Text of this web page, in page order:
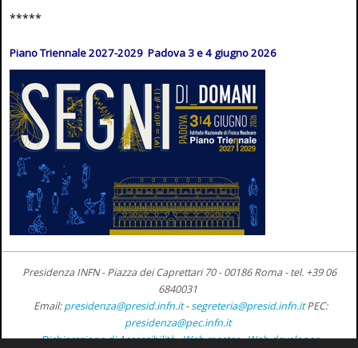
*****
Piano Triennale 2027-2029 Padova 3 e 4 giugno 2026
Presidenza INFN - Piazza dei Caprettari 70 - 00186 Roma -tel. +39 06
6840031
Email:presidenza@presid.infn.it-segreteria@presid.infn.it PEC:
presidenza@pec.infn.it
Dichiarazione di Accessibilità-Web master-Web developer